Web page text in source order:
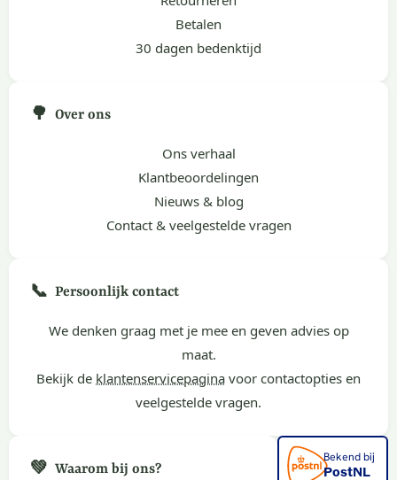
Betalen
30 dagen bedenktijd
🌳 Over ons
Ons verhaal
Klantbeoordelingen
Nieuws & blog
Contact & veelgestelde vragen
📞 Persoonlijk contact
We denken graag met je mee en geven advies op
maat.
Bekijk de klantenservicepagina voor contactopties en
veelgestelde vragen.
💚 Waarom bij ons?